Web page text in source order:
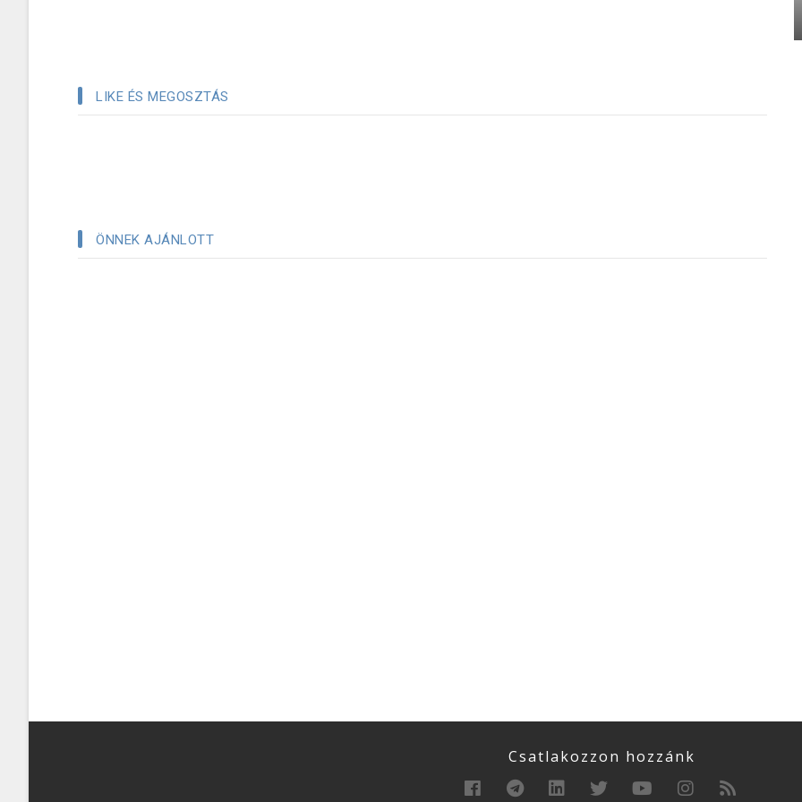
LIKE ÉS MEGOSZTÁS
ÖNNEK AJÁNLOTT
Csatlakozzon hozzánk